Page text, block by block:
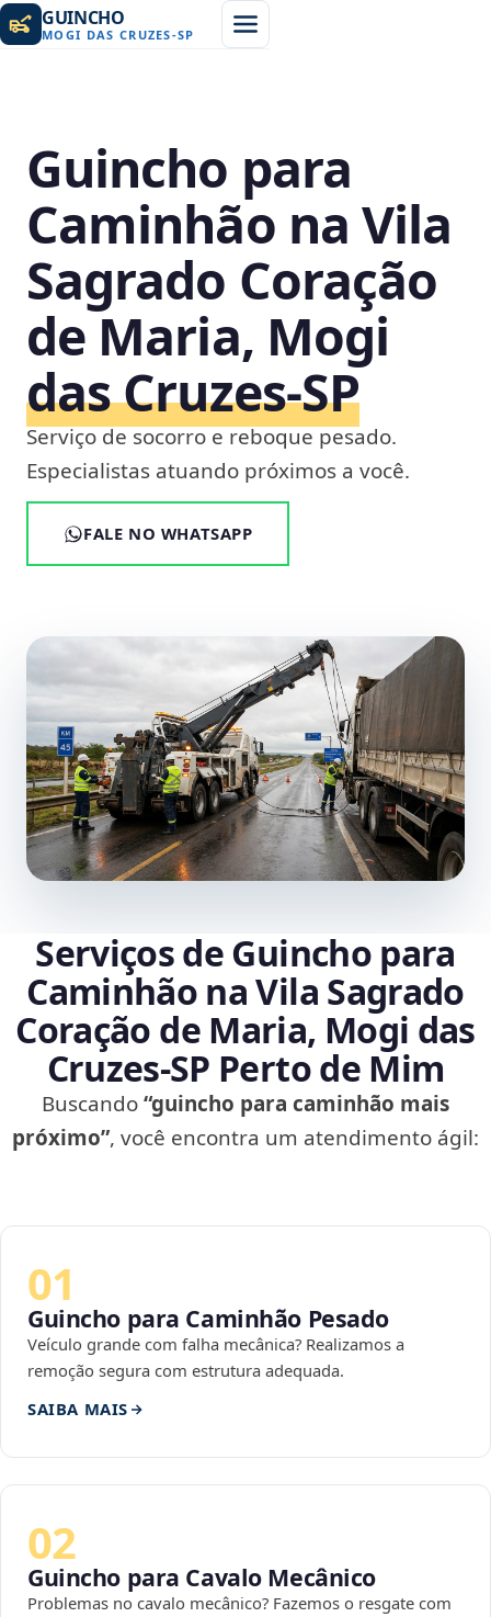
GUINCHO
MOGI DAS CRUZES-SP
Guincho para
Caminhão na Vila
Sagrado Coração
de Maria, Mogi
das Cruzes‑SP
Serviço de socorro e reboque pesado.
Especialistas atuando próximos a você.
FALE NO WHATSAPP
Serviços de Guincho para
Caminhão na Vila Sagrado
Coração de Maria, Mogi das
Cruzes‑SP Perto de Mim
Buscando“guincho para caminhão mais
próximo”, você encontra um atendimento ágil:
01
Guincho para Caminhão Pesado
Veículo grande com falha mecânica? Realizamos a
remoção segura com estrutura adequada.
SAIBA MAIS
02
Guincho para Cavalo Mecânico
Problemas no cavalo mecânico? Fazemos o resgate com